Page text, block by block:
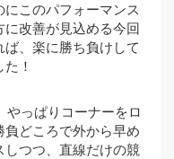
このパフォーマンス
改善が見込める今回
、楽に勝ち負けして
！
やっぱりコーナーをロ
どころで外から早め
しつつ、直線だけの競